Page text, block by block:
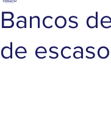
Bancos
de